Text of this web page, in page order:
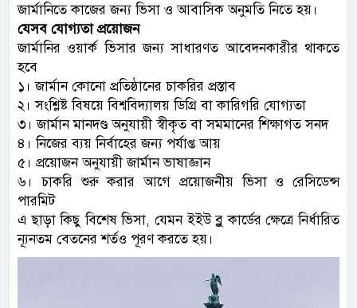
জার্মানিতে কাজের জন্য ভিসা ও আবাসিক অনুমতি নিতে হয়।
যেসব যোগ্যতা প্রয়োজন
জার্মানির ওয়ার্ক ভিসার জন্য সাধারণত আবেদনকারীর থাকতে
হবে
১। জার্মান কোনো প্রতিষ্ঠানের চাকরির প্রস্তাব
২। সংশ্লিষ্ট বিষয়ে বিশ্ববিদ্যালয় ডিগ্রি বা কারিগরি যোগ্যতা
৩। জার্মান মানদণ্ড অনুযায়ী স্বীকৃত বা সমমানের শিক্ষাগত সনদ
৪। নিজের ব্যয় নির্বাহের জন্য পর্যাপ্ত আয়
৫। প্রয়োজন অনুযায়ী জার্মান ভাষাজ্ঞান
৬। চাকরি শুরু করার আগে প্রয়োজনীয় ভিসা ও রেসিডেন্স
পারমিট
এ ছাড়া কিছু বিশেষ ভিসা, যেমন ইইউ ব্লু কার্ডের ক্ষেত্রে নির্ধারিত
ন্যূনতম বেতনের শর্তও পূরণ করতে হয়।